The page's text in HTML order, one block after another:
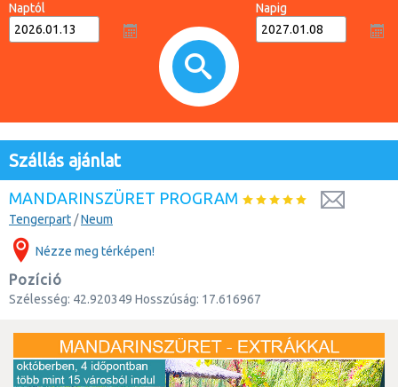
Naptól Napig
Szállás ajánlat
MANDARINSZÜRET PROGRAM
Tengerpart /Neum
Nézze meg térképen!
Pozíció
Szélesség: 42.920349 Hosszúság: 17.616967